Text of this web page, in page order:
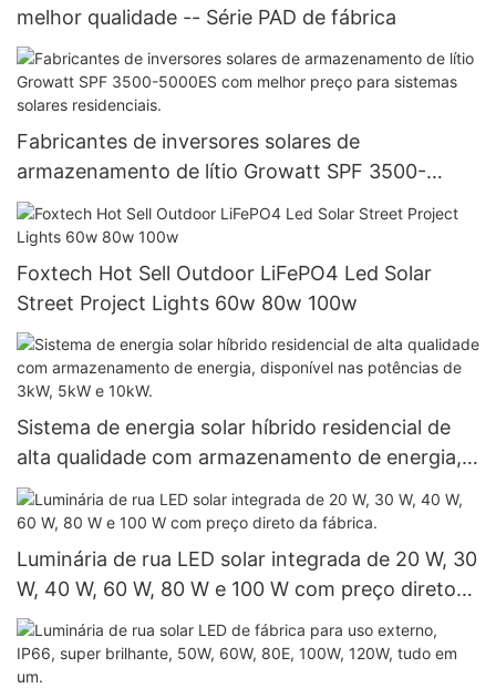
melhor qualidade -- Série PAD de fábrica
Fabricantes de inversores solares de
armazenamento de lítio Growatt SPF 3500-
5000ES com melhor preço para sistemas solares
residenciais.
Foxtech Hot Sell Outdoor LiFePO4 Led Solar
Street Project Lights 60w 80w 100w
Sistema de energia solar híbrido residencial de
alta qualidade com armazenamento de energia,
disponível nas potências de 3kW, 5kW e 10kW.
Luminária de rua LED solar integrada de 20 W, 30
W, 40 W, 60 W, 80 W e 100 W com preço direto
da fábrica.